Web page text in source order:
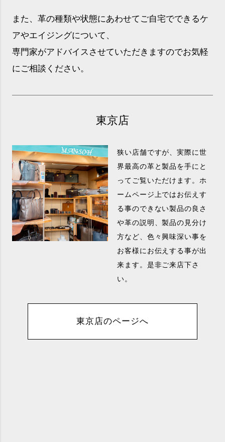
また、革の種類や状態にあわせてご自宅でできるケ
アやエイジングについて、
専門家がアドバイスさせていただきますのでお気軽
にご相談ください。
東京店
狭い店舗ですが、実際に世
界最高の革と製品を手にと
ってご覧いただけます。ホ
ームページ上ではお伝えす
る事のできない製品の良さ
や革の説明、製品の見分け
方など、色々興味深い事を
お客様にお伝えする事が出
来ます。是非ご来店下さ
い。
東京店のページへ